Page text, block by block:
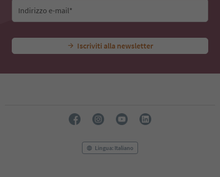
Indirizzo e-mail*
Iscriviti alla newsletter
Lingua: Italiano